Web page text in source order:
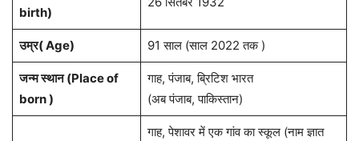
birth)
उम्र( Age) 91 साल (साल 2022 तक )
जन्म स्थान (Place of
born )
गाह, पंजाब, ब्रिटिश भारत
(अब पंजाब, पाकिस्तान)
गाह, पेशावर में एक गांव का स्कूल (नाम ज्ञात